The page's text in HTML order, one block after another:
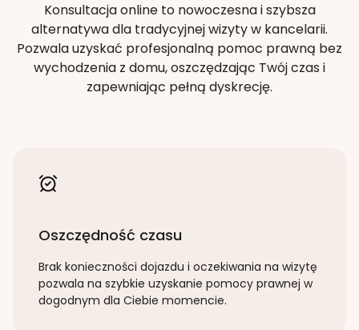
Konsultacja online to nowoczesna i szybsza
alternatywa dla tradycyjnej wizyty w kancelarii.
Pozwala uzyskać profesjonalną pomoc prawną bez
wychodzenia z domu, oszczędzając Twój czas i
zapewniając pełną dyskrecję.
Oszczędność czasu
Brak konieczności dojazdu i oczekiwania na wizytę
pozwala na szybkie uzyskanie pomocy prawnej w
dogodnym dla Ciebie momencie.